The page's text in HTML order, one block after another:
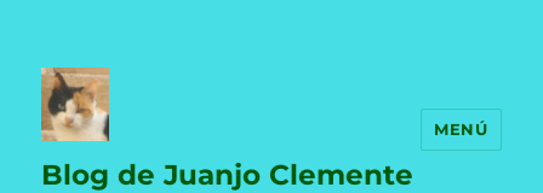
Blog de Juanjo Clemente
MENÚ